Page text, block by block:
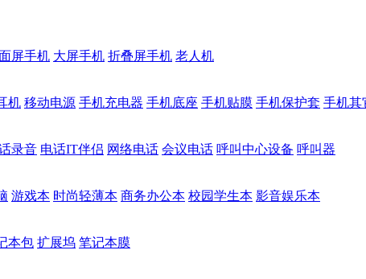
屏手机 大屏手机 折叠屏手机 老人机
机 移动电源 手机充电器 手机底座 手机贴膜 手机保护套 手机其
录音 电话IT伴侣 网络电话 会议电话 呼叫中心设备 呼叫器
游戏本 时尚轻薄本 商务办公本 校园学生本 影音娱乐本
本包 扩展坞 笔记本膜